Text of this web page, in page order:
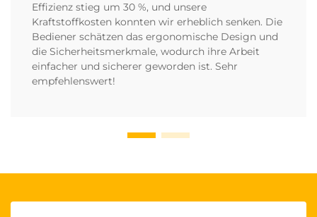
Effizienz stieg um 30 %, und unsere
Kraftstoffkosten konnten wir erheblich senken. Die
Bediener schätzen das ergonomische Design und
die Sicherheitsmerkmale, wodurch ihre Arbeit
einfacher und sicherer geworden ist. Sehr
empfehlenswert!